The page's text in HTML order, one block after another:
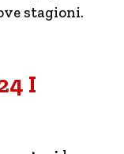
stagioni.
I